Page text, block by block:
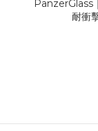
耐衝